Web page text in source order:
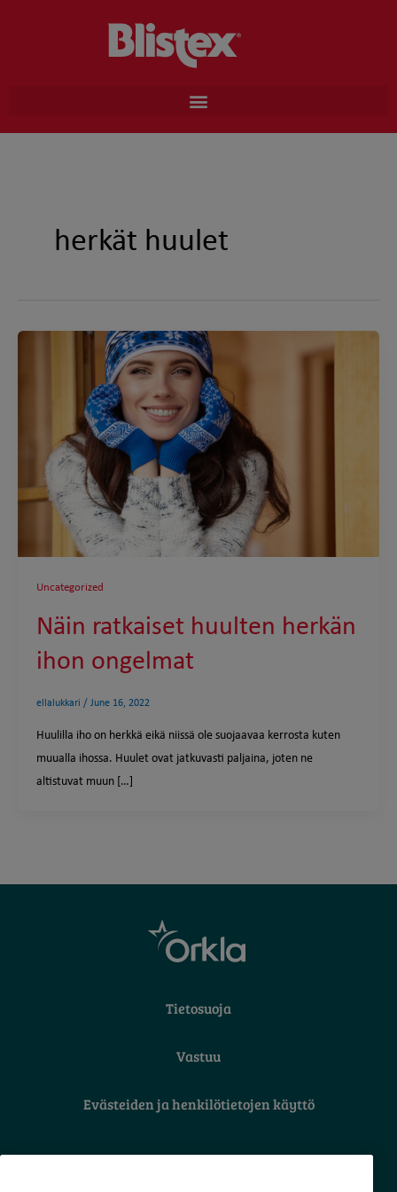
herkät huulet
Uncategorized
Näin ratkaiset huulten herkän
ihon ongelmat
ellalukkari / June 16, 2022
Huulilla iho on herkkä eikä niissä ole suojaavaa kerrosta kuten
muualla ihossa. Huulet ovat jatkuvasti paljaina, joten ne
altistuvat muun […]
Tietosuoja
Vastuu
Evästeiden ja henkilötietojen käyttö